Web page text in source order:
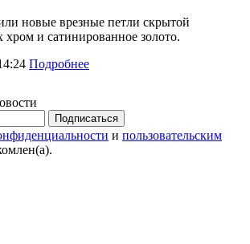
новые врезные петли скрытой
хром и сатинированное золото.
Подробнее
Подписаться
и пользовательским